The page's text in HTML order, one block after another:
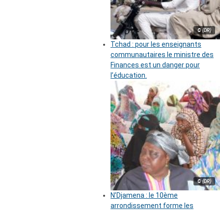
© (DR)
Tchad : pour les enseignants
communautaires le ministre des
Finances est un danger pour
l’éducation.
© (DR)
N’Djamena : le 10ème
arrondissement forme les